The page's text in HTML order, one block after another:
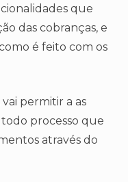
que
das cobranças, e
é feito com os
permitir a as
processo que
através do